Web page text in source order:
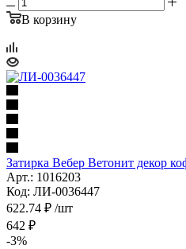
В корзину
Затирка Вебер Ветонит декор
Арт.: 1016203
Код: ЛИ-0036447
622.74 ₽ /шт
642 ₽
-3%